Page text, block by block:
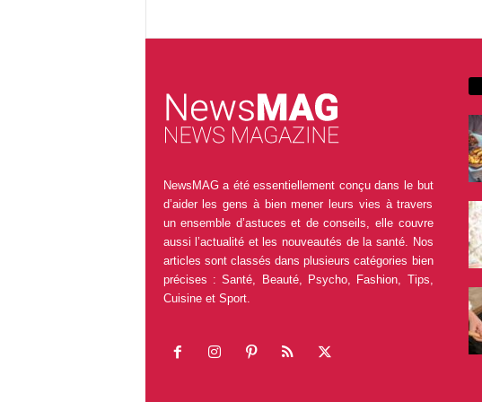
NewsMAG a été essentiellement conçu dans le but
d’aider les gens à bien mener leurs vies à travers
un ensemble d’astuces et de conseils, elle couvre
aussi l’actualité et les nouveautés de la santé. Nos
articles sont classés dans plusieurs catégories bien
précises : Santé, Beauté, Psycho, Fashion, Tips,
Cuisine et Sport.